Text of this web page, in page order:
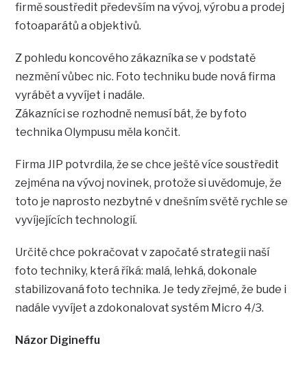
firmě soustředit především na vývoj, výrobu a prodej
fotoaparátů a objektivů.
Z pohledu koncového zákazníka se v podstatě
nezmění vůbec nic. Foto techniku bude nová firma
vyrábět a vyvíjet i nadále.
Zákazníci se rozhodně nemusí bát, že by foto
technika Olympusu měla končit.
Firma JIP potvrdila, že se chce ještě více soustředit
zejména na vývoj novinek, protože si uvědomuje, že
toto je naprosto nezbytné v dnešním světě rychle se
vyvíjejících technologií.
Určitě chce pokračovat v započaté strategii naší
foto techniky, která říká: malá, lehká, dokonale
stabilizovaná foto technika. Je tedy zřejmé, že bude i
nadále vyvíjet a zdokonalovat systém Micro 4/3.
Názor Digineffu